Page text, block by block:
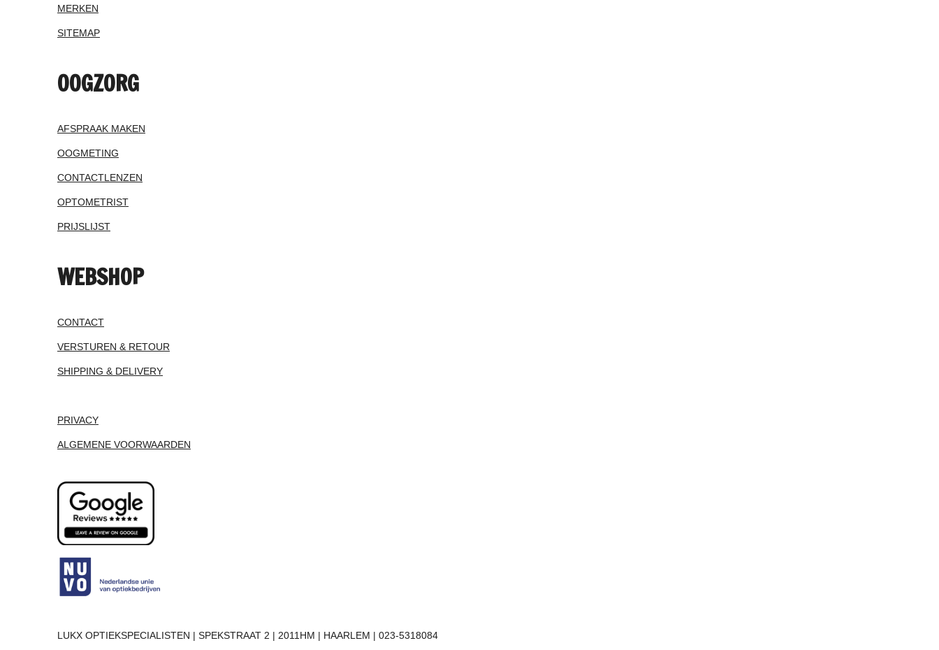
MERKEN
SITEMAP
OOGZORG
AFSPRAAK MAKEN
OOGMETING
CONTACTLENZEN
OPTOMETRIST
PRIJSLIJST
WEBSHOP
CONTACT
VERSTUREN & RETOUR
SHIPPING & DELIVERY
PRIVACY
ALGEMENE VOORWAARDEN
LUKX OPTIEKSPECIALISTEN | SPEKSTRAAT 2 | 2011HM | HAARLEM | 023-5318084